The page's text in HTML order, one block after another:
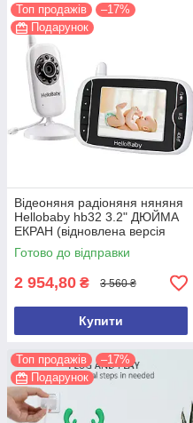
Топ продажів
–17%
Подарунок
Відеоняня радіоняня няняня
Hellobaby hb32 3.2" ДЮЙМА
ЕКРАН (відновлена версія
2026 року)
Готово до відправки
2 954,80 ₴ 3 560 ₴
Купити
Топ продажів
–17%
Подарунок